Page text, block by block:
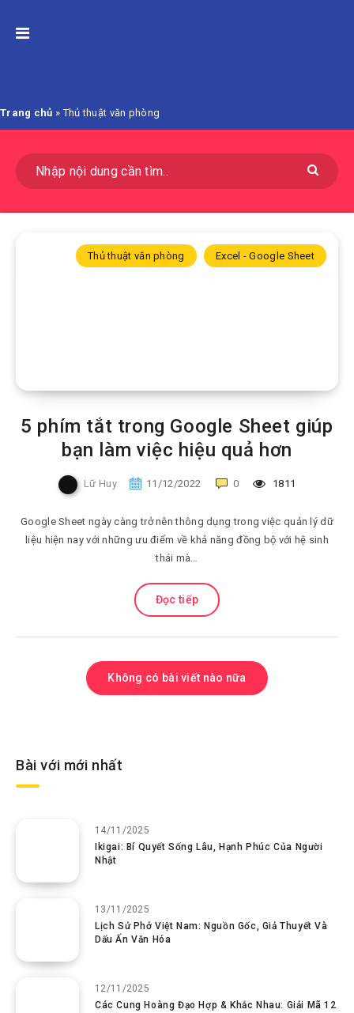
Trang chủ »Thủ thuật văn phòng
Thủ thuật văn phòng Excel - Google Sheet
5 phím tắt trong Google Sheet giúp
bạn làm việc hiệu quả hơn
Lữ Huy 11/12/2022 0 1811
Google Sheet ngày càng trở nên thông dụng trong việc quản lý dữ
liệu hiện nay với những ưu điểm về khả năng đồng bộ với hệ sinh
thái mà…
Đọc tiếp
Không có bài viết nào nữa
Bài với mới nhất
14/11/2025
Ikigai: Bí Quyết Sống Lâu, Hạnh Phúc Của Người
Nhật
13/11/2025
Lịch Sử Phở Việt Nam: Nguồn Gốc, Giả Thuyết Và
Dấu Ấn Văn Hóa
12/11/2025
Các Cung Hoàng Đạo Hợp & Khắc Nhau: Giải Mã 12